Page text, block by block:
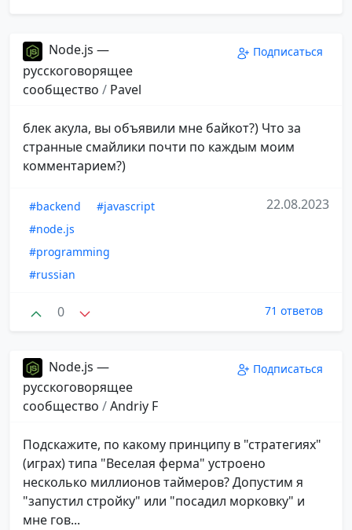
Node.js —
русскоговорящее
сообщество / Pavel
Подписаться
блек акула, вы объявили мне байкот?) Что за
странные смайлики почти по каждым моим
комментарием?)
#backend
#javascript
#node.js
#programming
#russian
22.08.2023
0 71 ответов
Node.js —
русскоговорящее
сообщество /Andriy F
Подписаться
Подскажите, по какому принципу в "стратегиях"
(играх) типа "Веселая ферма" устроено
несколько миллионов таймеров? Допустим я
"запустил стройку" или "посадил морковку" и
мне гов...